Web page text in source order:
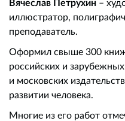
иллюстратор,
преподаватель.
Оформил свыше 300
российских и
и московских
развитии человека.
Многие из его работ